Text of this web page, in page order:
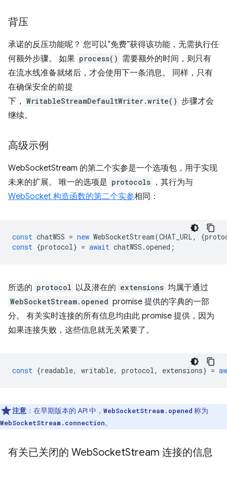
背压
承诺的反压功能呢？ 您可以“免费”获得该功能，无需执行任
何额外步骤。 如果 process() 需要额外的时间，则只有
在流水线准备就绪后，才会使用下一条消息。 同样，只有
在确保安全的前提
下， WritableStreamDefaultWriter.write() 步骤才会
继续。
高级示例
WebSocketStream 的第二个实参是一个选项包，用于实现
未来的扩展。 唯一的选项是 protocols ，其行为与
WebSocket 构造函数的第二个实参相同：
const chatWSS = new WebSocketStream(CHAT_URL, {
const {protocol} = await chatWSS .opened ;
所选的 protocol 以及潜在的 extensions 均属于通过
WebSocketStream.opened promise 提供的字典的一部
分。 有关实时连接的所有信息均由此 promise 提供，因为
如果连接失败，这些信息就无关紧要了。
const {readable, writable, protocol, extensions} =
注意 ：在早期版本的 API 中， WebSocketStream.opened 称为
WebSocketStream.connection。
有关已关闭的 WebSocketStream 连接的信息